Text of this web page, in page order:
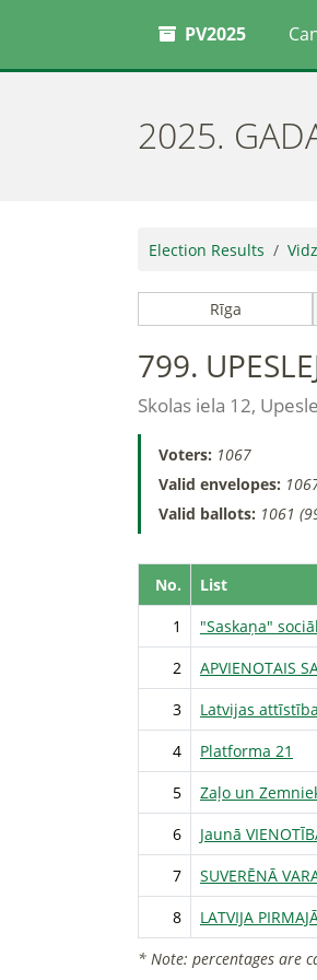
PV2025
2025.
Election Results
Rīga
799.
Skolas iela 12,
Voters: 1067
Valid envelopes:
Valid ballots: 1061
No. List
1
"Saskaņa"
2
APVIENOTAIS
3
Latvijas
4
Platforma 21
5
Zaļo un
6
Jaunā
7
SUVERĒNĀ
8
LATVIJA
* Note: percentages are